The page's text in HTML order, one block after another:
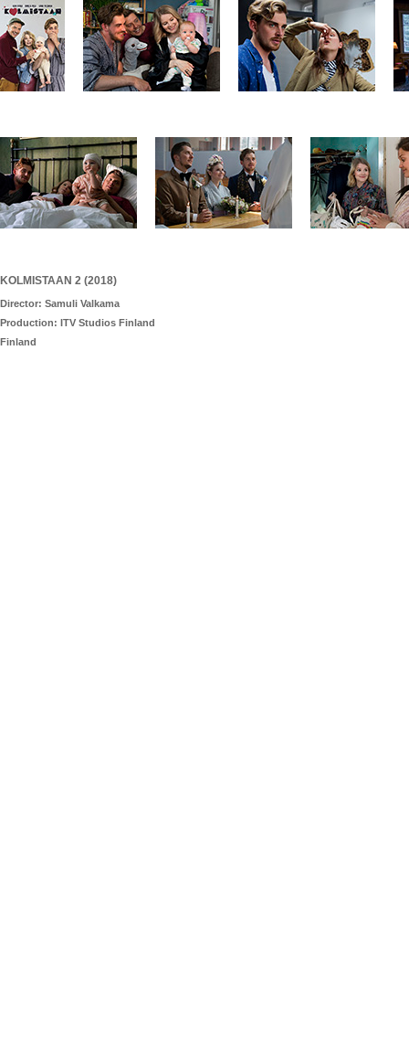
KOLMISTAAN 2 (2018)
Director: Samuli Valkama
Production: ITV Studios Finland
Finland